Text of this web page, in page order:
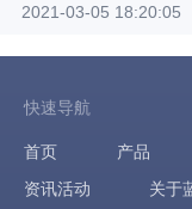
2021-03-05 18:20:05
快速导航
首页 产品
资讯活动
关于